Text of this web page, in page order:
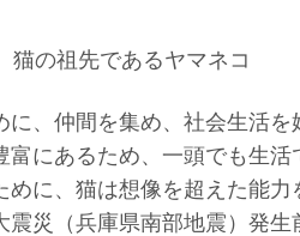
猫の祖先であるヤマネコ
、仲間を集め、社会生活
にあるため、一頭でも生
に、猫は想像を超えた能
災（兵庫県南部地震）発